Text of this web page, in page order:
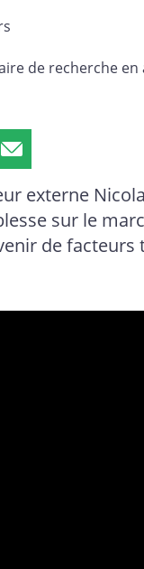
de recherche en
Partager
page
par
courriel
externe
sur le
de